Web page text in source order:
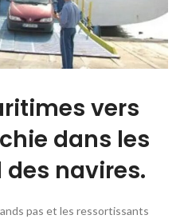
vers
dans les
navires.
pas et les ressortissants